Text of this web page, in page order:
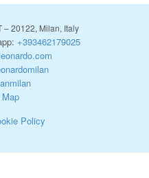
– 20122, Milan, Italy
+393462179025
Policy